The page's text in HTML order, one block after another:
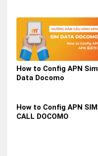
How to Config APN Sim
Data Docomo
How to Config APN SIM
CALL DOCOMO